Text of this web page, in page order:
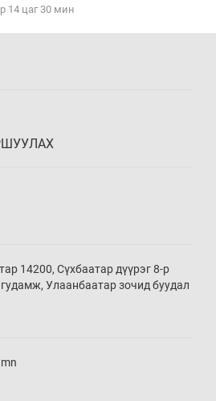
14 цаг 30 мин
14 цаг 00 мин
13 цаг 30 мин
13 цаг 00 мин
14200, Сүхбаатар дүүрэг 8-р
Улаанбаатар зочид буудал